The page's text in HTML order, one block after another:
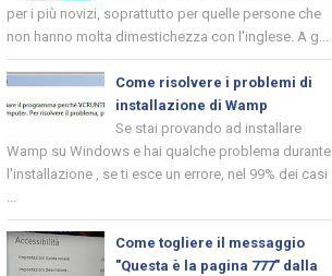
per i più novizi, soprattutto per quelle persone che
non hanno molta dimestichezza con l'inglese. A g...
Come risolvere i problemi di
installazione di Wamp
Se stai provando ad installare
Wamp su Windows e hai qualche problema durante
l'installazione , se ti esce un errore, nel 99% dei casi
...
Come togliere il messaggio
"Questa è la pagina 777" dalla